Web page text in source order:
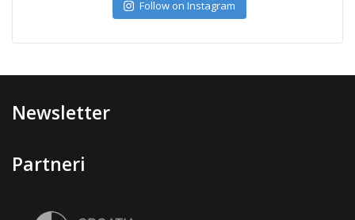
Follow on Instagram
Newsletter
Partneri